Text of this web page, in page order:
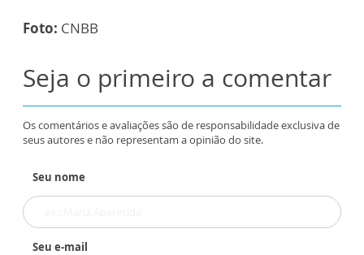
Foto: CNBB
Seja o primeiro a comentar
Os comentários e avaliações são de responsabilidade exclusiva de
seus autores e não representam a opinião do site.
Seu nome
Seu e-mail